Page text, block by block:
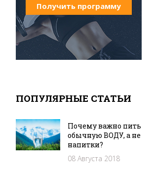
Получить программу
ПОПУЛЯРНЫЕ СТАТЬИ
Почему важно пить
обычную ВОДУ, а не
напитки?
08 Августа 2018